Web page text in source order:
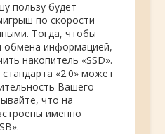
пользу будет
по скорости
Тогда, чтобы
обмена информацией,
накопитель «SSD».
«2.0» может
Вашего
что на
именно